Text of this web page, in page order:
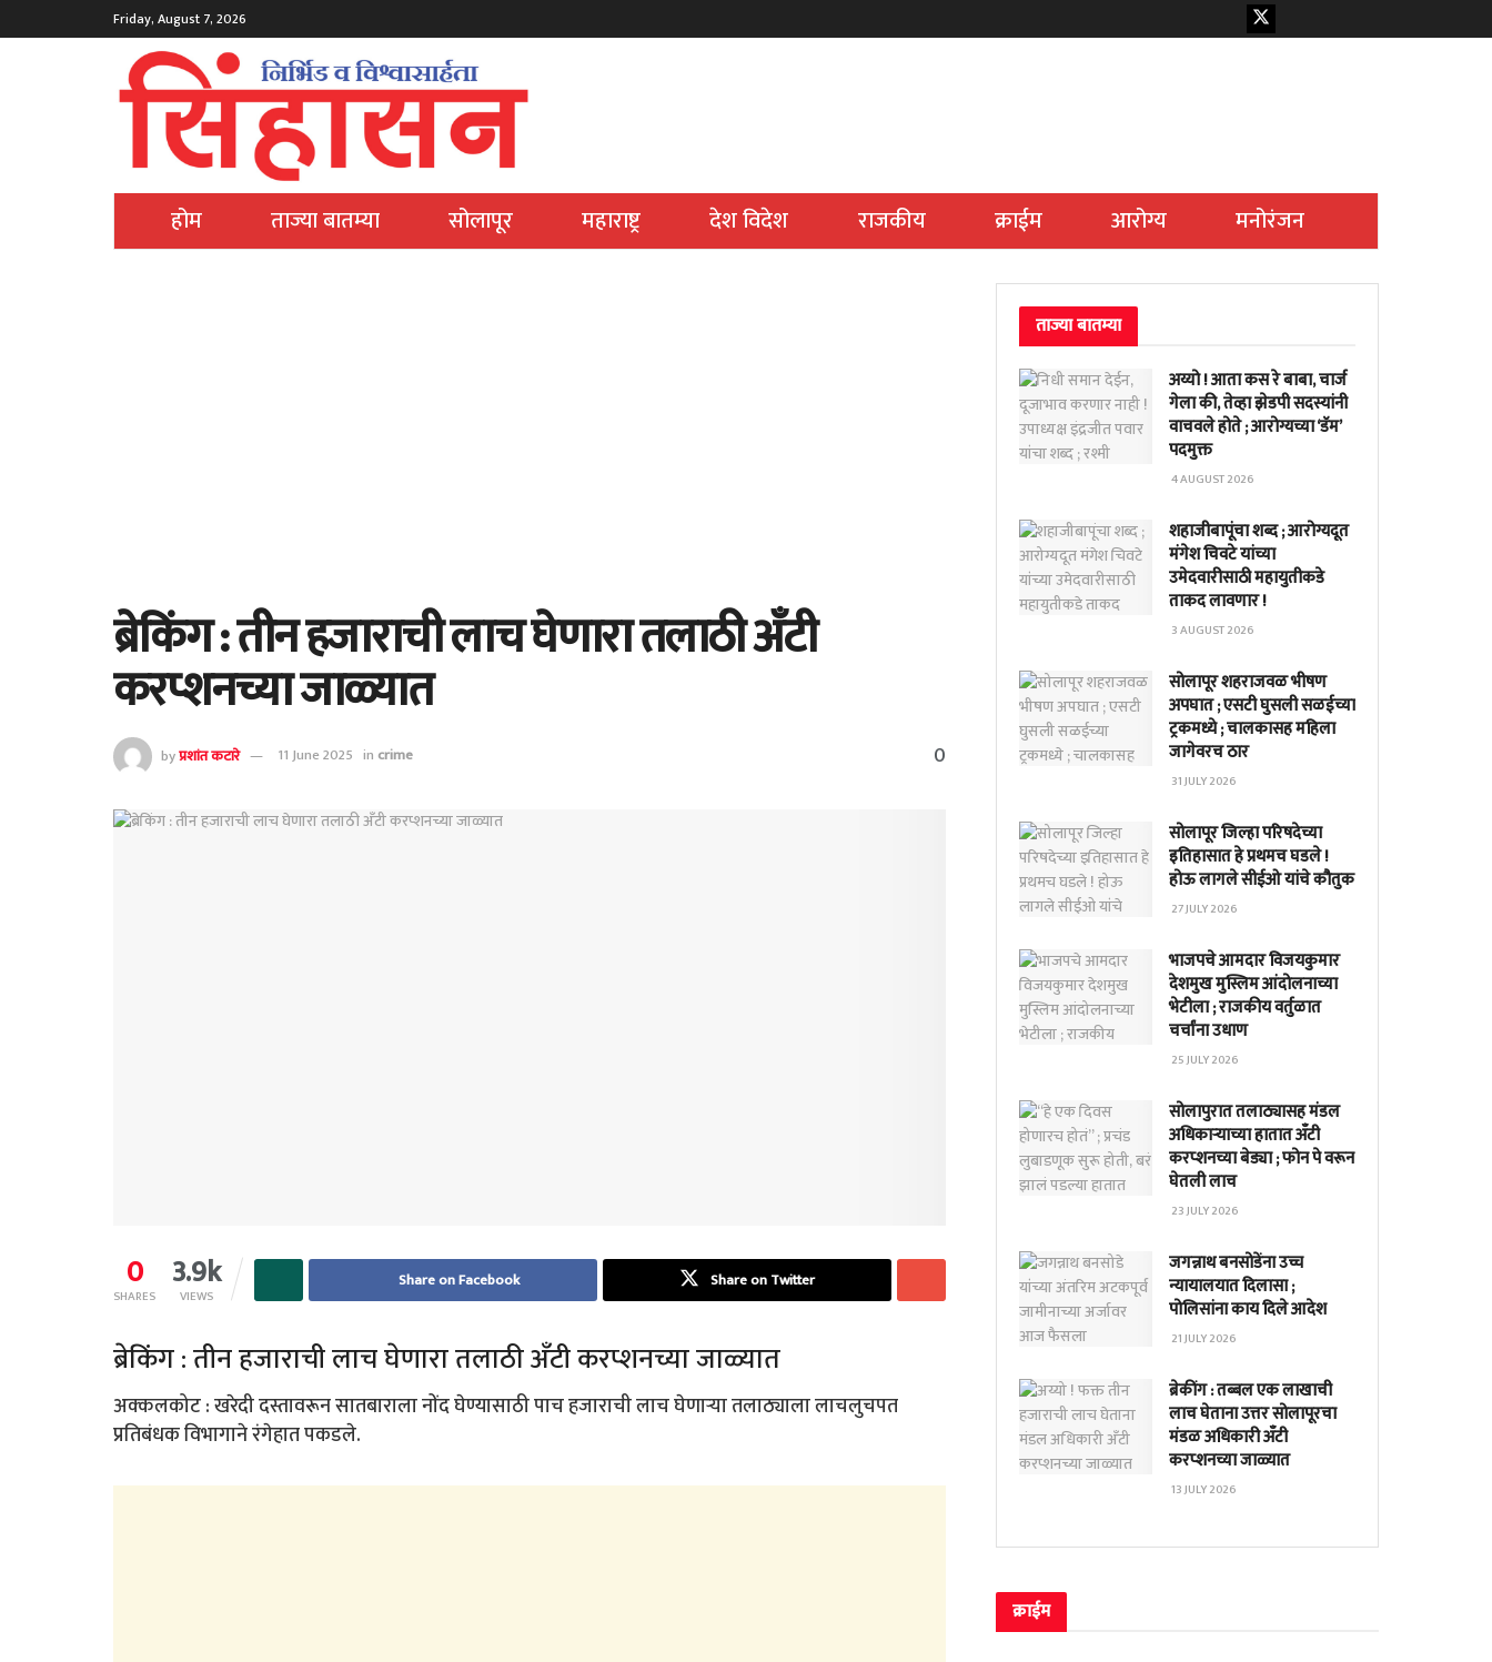
Friday, August 7, 2026
होम ताज्या बातम्या सोलापूर महाराष्ट्र देश विदेश राजकीय क्राईम आरोग्य मनोरंजन
ब्रेकिंग : तीन हजाराची लाच घेणारा तलाठी अँटी
करप्शनच्या जाळ्यात
byप्रशांत कटारे 11 June 2025 in crime 0
0
SHARES 3.9k
VIEWS
Share on Facebook Share on Twitter
ब्रेकिंग : तीन हजाराची लाच घेणारा तलाठी अँटी करप्शनच्या जाळ्यात
अक्कलकोट : खरेदी दस्तावरून सातबाराला नोंद घेण्यासाठी पाच हजाराची लाच घेणाऱ्या तलाठ्याला लाचलुचपत
प्रतिबंधक विभागाने रंगेहात पकडले.
ताज्या बातम्या
अय्यो ! आता कस रे बाबा, चार्ज
गेला की, तेव्हा झेडपी सदस्यांनी
वाचवले होते ; आरोग्यच्या ‘डॅम’
पदमुक्त
4 AUGUST 2026
शहाजीबापूंचा शब्द ; आरोग्यदूत
मंगेश चिवटे यांच्या
उमेदवारीसाठी महायुतीकडे
ताकद लावणार !
3 AUGUST 2026
सोलापूर शहराजवळ भीषण
अपघात ; एसटी घुसली सळईच्या
ट्रकमध्ये ; चालकासह महिला
जागेवरच ठार
31 JULY 2026
सोलापूर जिल्हा परिषदेच्या
इतिहासात हे प्रथमच घडले !
होऊ लागले सीईओ यांचे कौतुक
27 JULY 2026
भाजपचे आमदार विजयकुमार
देशमुख मुस्लिम आंदोलनाच्या
भेटीला ; राजकीय वर्तुळात
चर्चांना उधाण
25 JULY 2026
सोलापुरात तलाठ्यासह मंडल
अधिकाऱ्याच्या हातात अँटी
करप्शनच्या बेड्या ; फोन पे वरून
घेतली लाच
23 JULY 2026
जगन्नाथ बनसोडेंना उच्च
न्यायालयात दिलासा ;
पोलिसांना काय दिले आदेश
21 JULY 2026
ब्रेकींग : तब्बल एक लाखाची
लाच घेताना उत्तर सोलापूरचा
मंडळ अधिकारी अँटी
करप्शनच्या जाळ्यात
13 JULY 2026
क्राईम